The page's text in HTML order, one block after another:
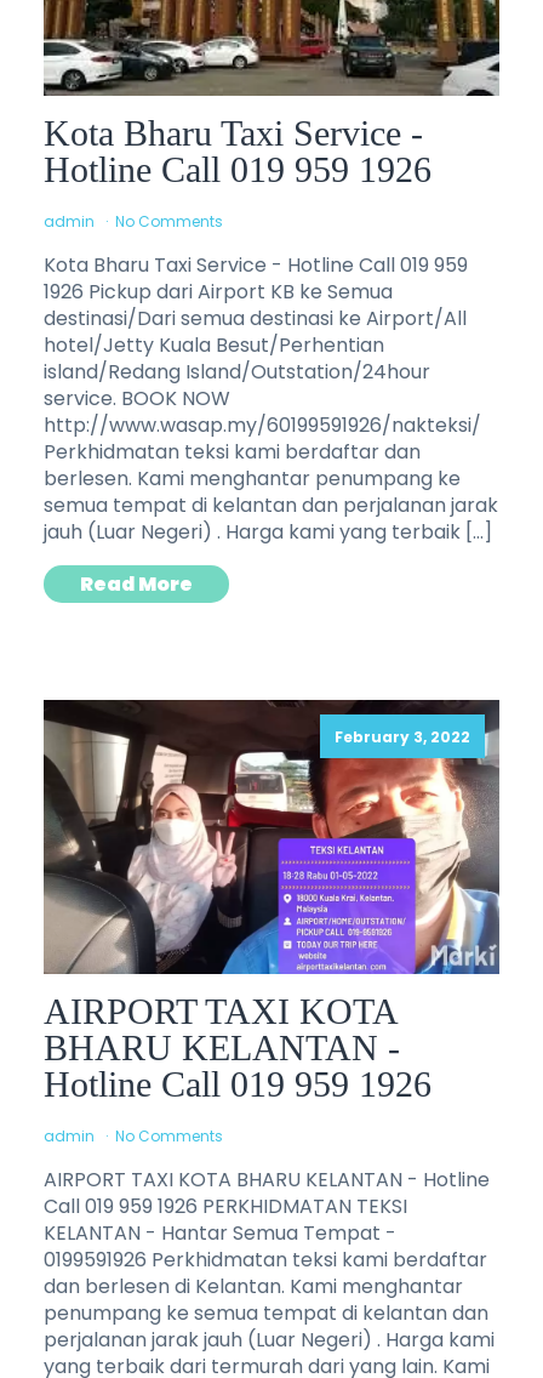
Kota Bharu Taxi Service -
Hotline Call 019 959 1926
admin No Comments
Kota Bharu Taxi Service - Hotline Call 019 959
1926 Pickup dari Airport KB ke Semua
destinasi/Dari semua destinasi ke Airport/All
hotel/Jetty Kuala Besut/Perhentian
island/Redang Island/Outstation/24hour
service. BOOK NOW
http://www.wasap.my/60199591926/nakteksi/
Perkhidmatan teksi kami berdaftar dan
berlesen. Kami menghantar penumpang ke
semua tempat di kelantan dan perjalanan jarak
jauh (Luar Negeri) . Harga kami yang terbaik […]
Read More
February 3, 2022
AIRPORT TAXI KOTA
BHARU KELANTAN -
Hotline Call 019 959 1926
admin No Comments
AIRPORT TAXI KOTA BHARU KELANTAN - Hotline
Call 019 959 1926 PERKHIDMATAN TEKSI
KELANTAN - Hantar Semua Tempat -
0199591926 Perkhidmatan teksi kami berdaftar
dan berlesen di Kelantan. Kami menghantar
penumpang ke semua tempat di kelantan dan
perjalanan jarak jauh (Luar Negeri) . Harga kami
yang terbaik dari termurah dari yang lain. Kami